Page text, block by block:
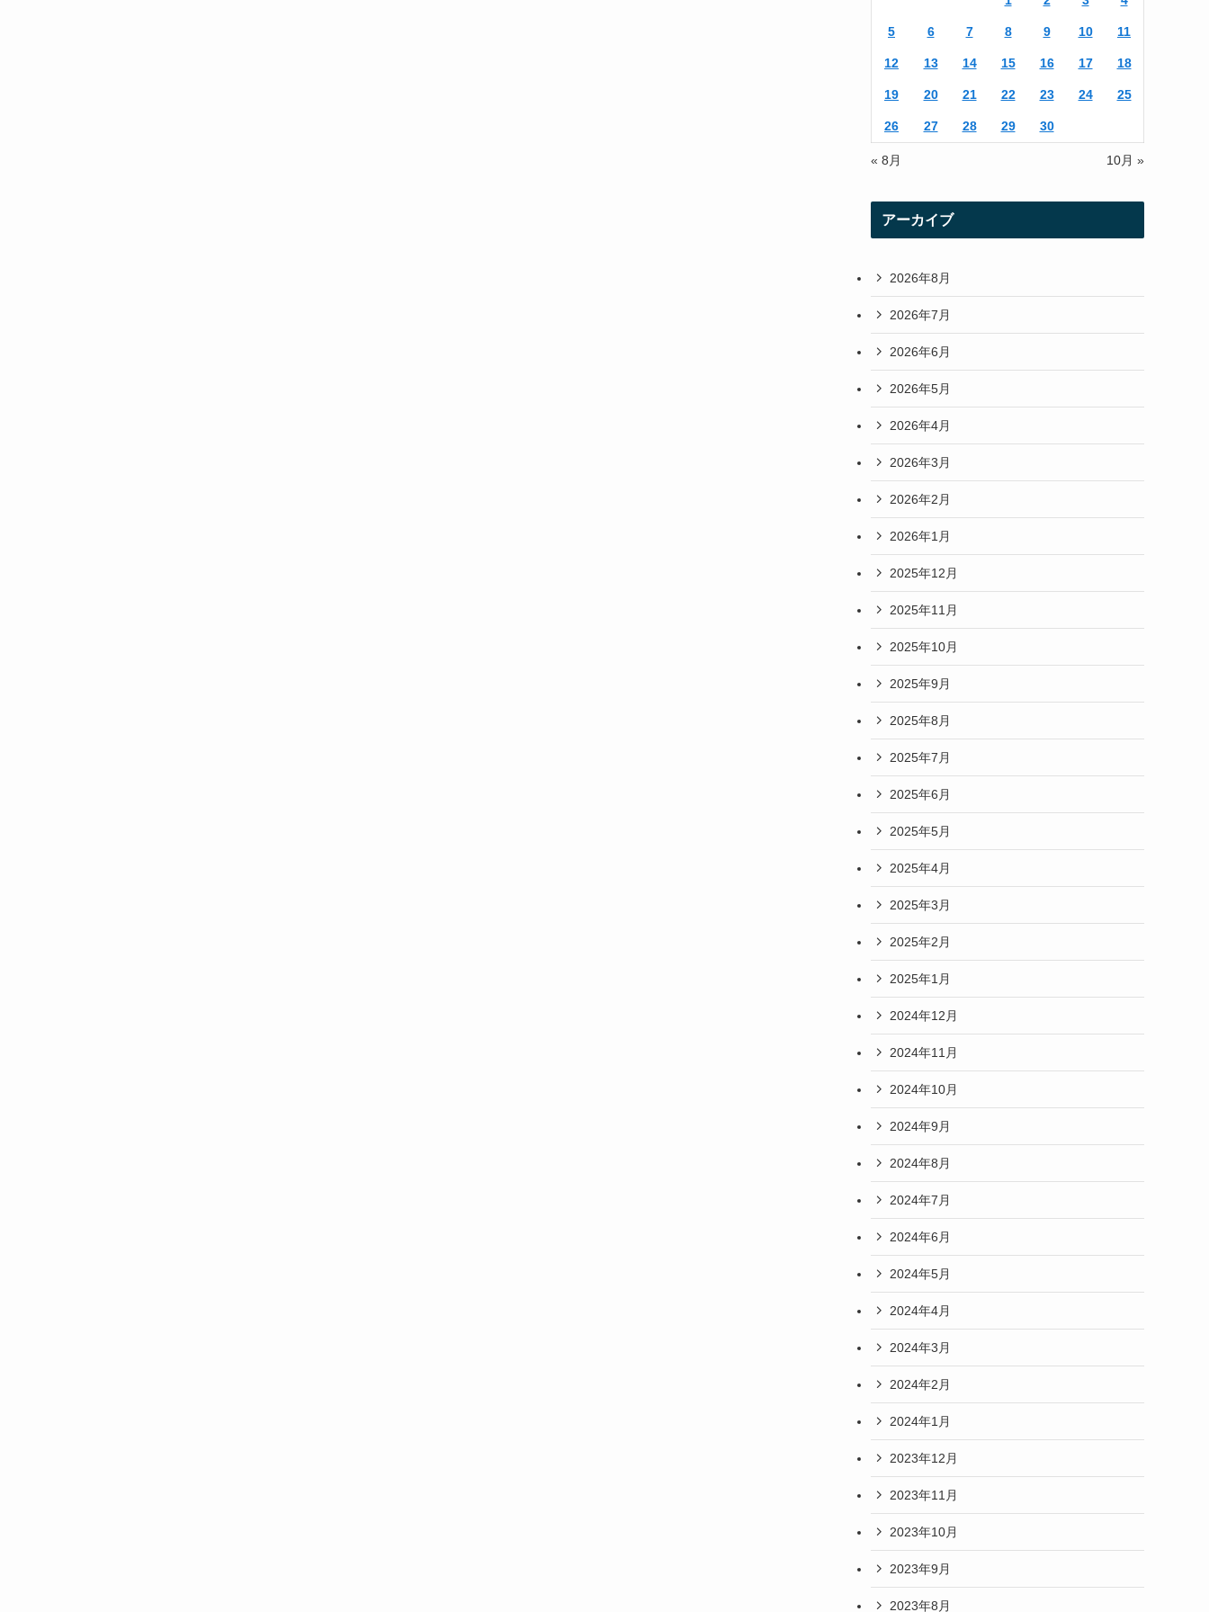
5 6 7 8 9 10 11
12 13 14 15 16 17 18
19 20 21 22 23 24 25
26 27 28 29 30
« 8月 10月 »
アーカイブ
2026年8月
2026年7月
2026年6月
2026年5月
2026年4月
2026年3月
2026年2月
2026年1月
2025年12月
2025年11月
2025年10月
2025年9月
2025年8月
2025年7月
2025年6月
2025年5月
2025年4月
2025年3月
2025年2月
2025年1月
2024年12月
2024年11月
2024年10月
2024年9月
2024年8月
2024年7月
2024年6月
2024年5月
2024年4月
2024年3月
2024年2月
2024年1月
2023年12月
2023年11月
2023年10月
2023年9月
2023年8月